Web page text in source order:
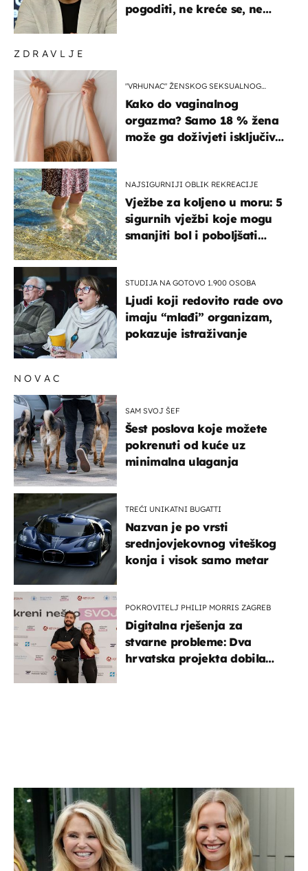
ZDRAVLJE
"VRHUNAC" ŽENSKOG SEKSUALNOG
Kako do vaginalnog
orgazma? Samo 18 % žena
može ga doživjeti isključivo
NAJSIGURNIJI OBLIK REKREACIJE
Vježbe za koljeno u moru: 5
sigurnih vježbi koje mogu
smanjiti bol i poboljšati
STUDIJA NA GOTOVO 1.900 OSOBA
Ljudi koji redovito rade ovo
imaju “mlađi” organizam,
pokazuje istraživanje
pogoditi, ne kreće se, ne
NOVAC
SAM SVOJ ŠEF
Šest poslova koje možete
pokrenuti od kuće uz
minimalna ulaganja
TREĆI UNIKATNI BUGATTI
Nazvan je po vrsti
srednjovjekovnog viteškog
konja i visok samo metar
POKROVITELJ PHILIP MORRIS ZAGREB
Digitalna rješenja za
stvarne probleme: Dva
hrvatska projekta dobila